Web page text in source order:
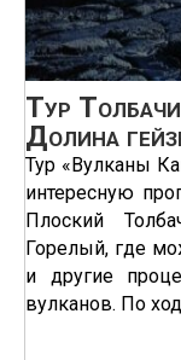
Тур
Долина
Тур «Вулканы
интересную
Плоский
Горелый, где
и другие
вулканов. По